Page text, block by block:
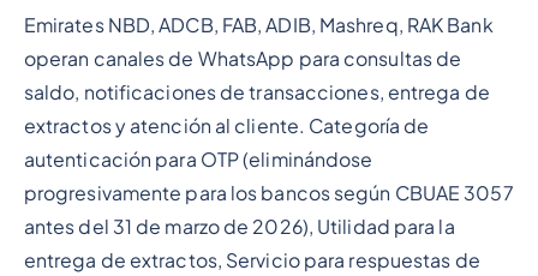
Emirates NBD, ADCB, FAB, ADIB, Mashreq, RAK Bank
operan canales de WhatsApp para consultas de
saldo, notificaciones de transacciones, entrega de
extractos y atención al cliente. Categoría de
autenticación para OTP (eliminándose
progresivamente para los bancos según CBUAE 3057
antes del 31 de marzo de 2026), Utilidad para la
entrega de extractos, Servicio para respuestas de